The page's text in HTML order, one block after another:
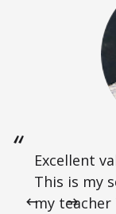
Excellent
This is my
my